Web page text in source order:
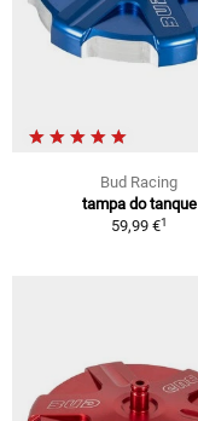
Bud Racing
tampa do tanque
59,99 €1